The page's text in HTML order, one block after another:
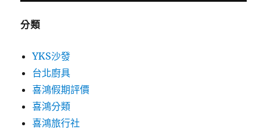
分類
YKS沙發
台北廚具
喜鴻假期評價
喜鴻分類
喜鴻旅行社